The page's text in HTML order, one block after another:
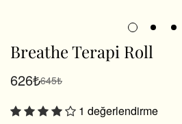
Breathe Terapi Roll
Satış
626₺
Normal645₺
1 değerlendirme